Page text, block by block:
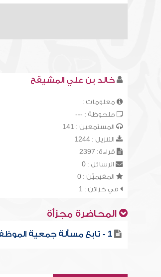
خالد بن علي المشيقح
معلومات :
ملحوظة : ---
المستمعين : 141
التنزيل : 1244
قراءة: 2397
الرسائل : 0
المقيميّن : 0
في خزائن : 1
المحاضرة مجزأة
1 - تابع مسألة جمعية الموظفين